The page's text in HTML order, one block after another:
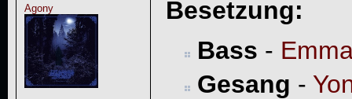
Agony
Besetzung:
Bass -
Gesang -